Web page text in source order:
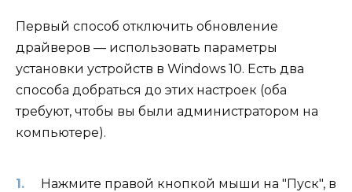
Первый способ отключить обновление
драйверов — использовать параметры
установки устройств в Windows 10. Есть два
способа добраться до этих настроек (оба
требуют, чтобы вы были администратором на
компьютере).
Нажмите правой кнопкой мыши на "Пуск", в